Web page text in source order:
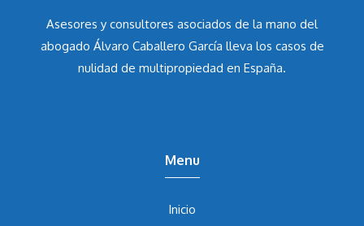
Asesores y consultores asociados de la mano del
abogado Álvaro Caballero García lleva los casos de
nulidad de multipropiedad en España.
Menu
Inicio